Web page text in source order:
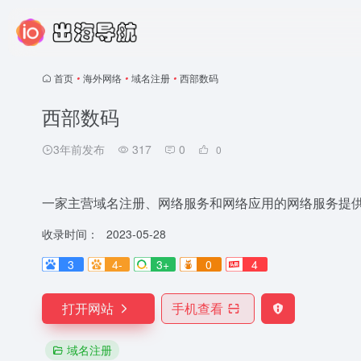
首页 • 海外网络 • 域名注册 • 西部数码
西部数码
3年前发布 317 0 0
一家主营域名注册、网络服务和网络应用的网络服务提
收录时间：
2023-05-28
3
4- 3+ 0 4
打开网站 手机查看
域名注册